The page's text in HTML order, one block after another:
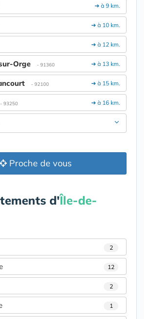
➔ à 9 km.
➔ à 10 km.
➔ à 12 km.
➔ à 13 km.
Orge - 91360
➔ à 15 km.
- 92100
➔ à 16 km.
- 93250
Proche de vous
d'Île-de-
2
12
2
1